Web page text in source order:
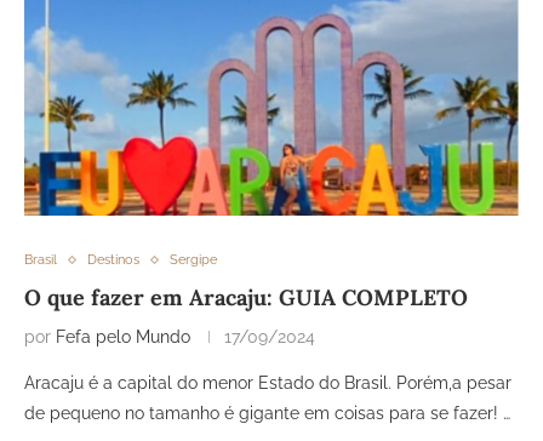
Brasil Destinos Sergipe
O que fazer em Aracaju: GUIA COMPLETO
por Fefa pelo Mundo 17/09/2024
Aracaju é a capital do menor Estado do Brasil. Porém,a pesar
de pequeno no tamanho é gigante em coisas para se fazer! …